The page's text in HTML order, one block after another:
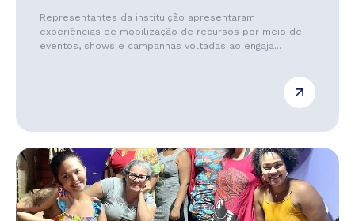
Representantes da instituição apresentaram
experiências de mobilização de recursos por meio de
eventos, shows e campanhas voltadas ao engaja...